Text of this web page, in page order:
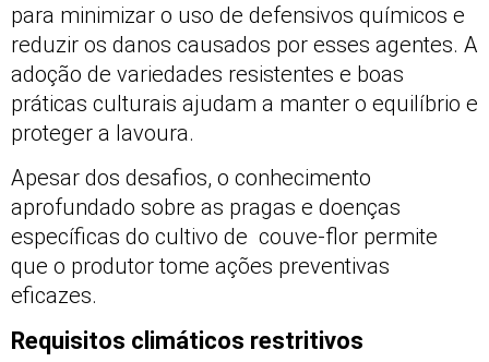
para minimizar o uso de defensivos químicos e
reduzir os danos causados por esses agentes. A
adoção de variedades resistentes e boas
práticas culturais ajudam a manter o equilíbrio e
proteger a lavoura.
Apesar dos desafios, o conhecimento
aprofundado sobre as pragas e doenças
específicas do cultivo de couve-flor permite
que o produtor tome ações preventivas
eficazes.
Requisitos climáticos restritivos